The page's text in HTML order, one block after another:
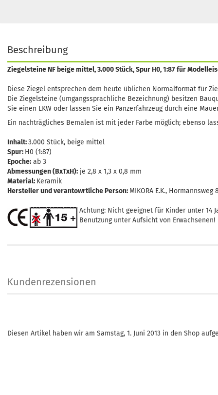
Beschreibung
Ziegelsteine NF beige mittel, 3.000 Stück, Spur H0, 1:87 für
Diese Ziegel entsprechen dem heute üblichen Normalformat für
Die Ziegelsteine (umgangssprachliche Bezeichnung) besitzen
Sie einen LKW oder lassen Sie ein Panzerfahrzeug durch eine
Ein nachträgliches Bemalen ist mit jeder Farbe möglich; ebenso
Inhalt:3.000 Stück, beige mittel
Spur: H0 (1:87)
Epoche: ab 3
Abmessungen (BxTxH): je 2,8 x 1,3 x 0,8 mm
Material: Keramik
Hersteller und verantowrtliche Person: MIKORA E.K.,
Achtung: Nicht geeignet für Kinder unter 14
Benutzung unter Aufsicht von Erwachsenen!
Kundenrezensionen
Diesen Artikel haben wir am Samstag, 1. Juni 2013 in den Shop